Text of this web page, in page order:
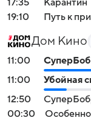
17:35
Карантин
19:10
Путь к
Дом Кино
11:00
11:00
Убойная
12:50
00:30